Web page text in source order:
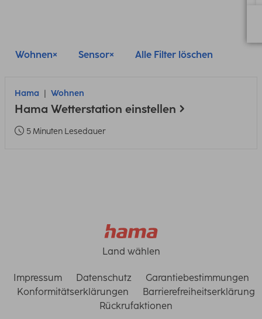
Wohnen Sensor Alle Filter löschen
Hama Wohnen
Hama Wetterstation einstellen
5 Minuten Lesedauer
Land wählen
Impressum Datenschutz
Garantiebestimmungen
Konformitätserklärungen
Barrierefreiheitserklärung
Rückrufaktionen